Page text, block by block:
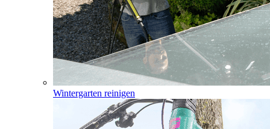
Wintergarten reinigen